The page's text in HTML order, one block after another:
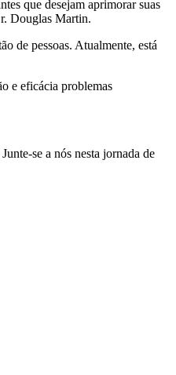
que desejam aprimorar suas
Douglas Martin.
de pessoas. Atualmente, está
e eficácia problemas
se a nós nesta jornada de